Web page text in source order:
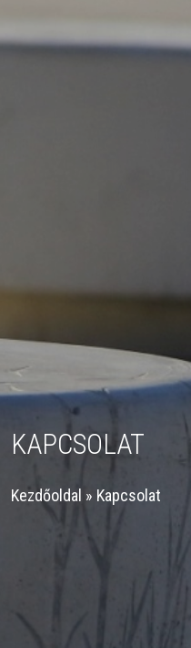
KAPCSOLAT
Kezdőoldal » Kapcsolat